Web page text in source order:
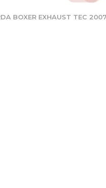
BOXER EXHAUST TEC